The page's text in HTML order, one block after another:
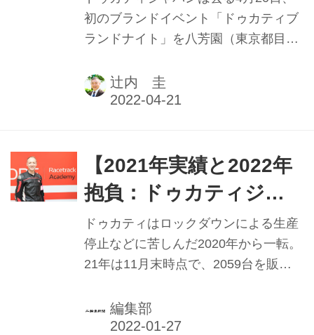
初のブランドイベント「ドゥカティブ
ランドナイト」を八芳園（東京都目黒
ーラーやオーナー、関係者VIPやイン
フルエンサーらは真紅に彩られた会場
V2、パニガーレV4（22年モデル）が
お披露目されたあと、レセプションパ
ーティーが開かれた。パーティー冒頭
ではイタリア本社より、クラウディ
オ・ドメニカリCEOがビデオメッセー
ジで登場。「日本でこのような場を設
す。《中略》全てのドゥカティ製品に
は、我々のブランドバリューである、
辻内 圭
【2021年実績と2022年
抱負：ドゥカティジャ
パン】 急回復を見せた
2021年 22年はイベント
開催およびディラーと
の対話を重視
ドゥカティはロックダウンによる生産
停止などに苦しんだ2020年から一転。
21年は11月末時点で、2059台を販
本法人ドゥカティジャパンのマッツ・
リンドストレーム社長は「ムルティス
編集部